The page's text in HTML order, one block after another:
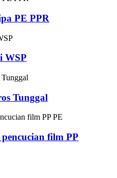
PE PPR
WSP
Tunggal
film PP